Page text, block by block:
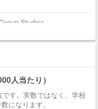
Studies
Linguistics
Studies
人当たり）
す。実数ではなく、学校
になります。